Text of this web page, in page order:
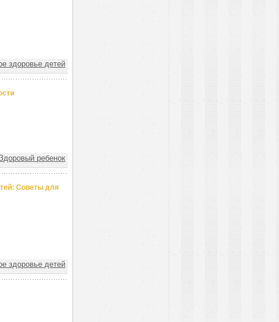
здоровье детей
ребенок
Советы для
здоровье детей